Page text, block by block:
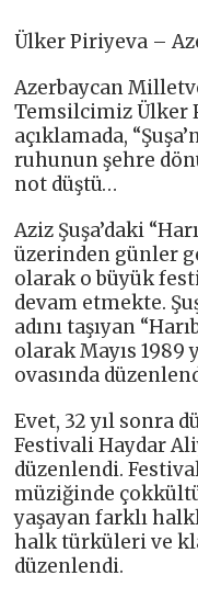
Ülker Piriyeva –
Azerbaycan
Temsilcimiz Ülker
açıklamada,
ruhunun şehre
not düştü…
Aziz Şuşa’daki
üzerinden günler
olarak o büyük
devam etmekte.
adını taşıyan
olarak Mayıs 1989
ovasında
Evet, 32 yıl sonra
Festivali Haydar
düzenlendi.
müziğinde
yaşayan farklı
halk türküleri ve
düzenlendi.